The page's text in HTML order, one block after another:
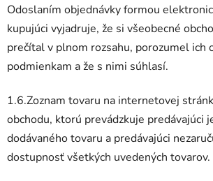
Odoslaním objednávky formou
kupujúci vyjadruje, že si všeobecné
prečítal v plnom rozsahu, porozumel ich
podmienkam a že s nimi súhlasí.
1.6.Zoznam tovaru na internetovej
obchodu, ktorú prevádzkuje predávajúci
dodávaného tovaru a predávajúci
dostupnosť všetkých uvedených tovarov.